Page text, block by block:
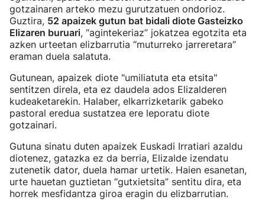
gotzainaren arteko mezu gurutzatuen ondorioz.
Guztira, 52 apaizek gutun bat bidali diote Gasteizko
Elizaren buruari, “agintekeriaz” jokatzea egotzita eta
azken urteetan elizbarrutia “muturreko jarreretara”
eraman duela salatuta.
Gutunean, apaizek diote "umiliatuta eta etsita"
sentitzen direla, eta ez daudela ados Elizalderen
kudeaketarekin. Halaber, elkarrizketarik gabeko
pastoral eredua sustatzea ere leporatu diote
gotzainari.
Gutuna sinatu duten apaizek Euskadi Irratiari azaldu
diotenez, gatazka ez da berria, Elizalde izendatu
zutenetik dator, duela hamar urtetik. Haien esanetan,
urte hauetan guztietan “gutxietsita” sentitu dira, eta
horrek mesfidantza giroa eragin du elizbarrutian.